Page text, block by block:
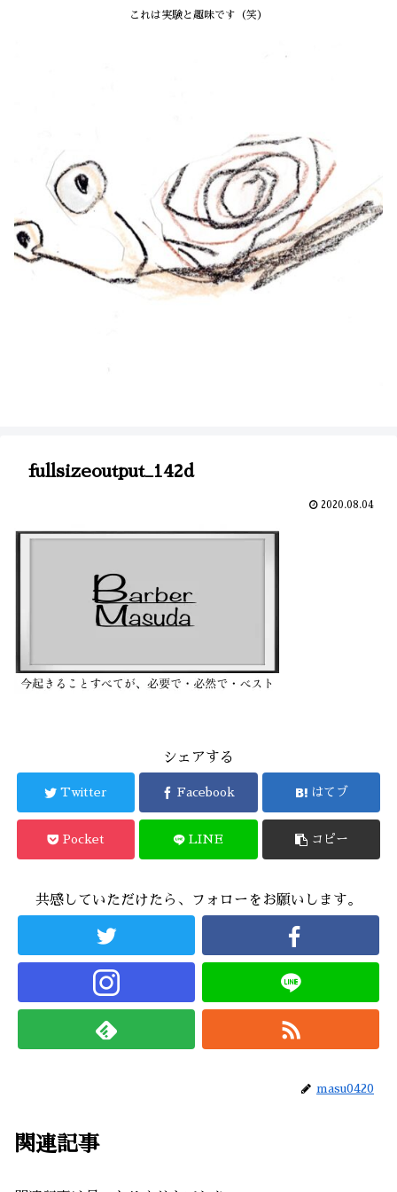
これは実験と趣味です（笑）
fullsizeoutput_142d
2020.08.04
シェアする
Twitter Facebook はてブ
Pocket LINE コピー
共感していただけたら、フォローをお願いします。
masu0420
関連記事